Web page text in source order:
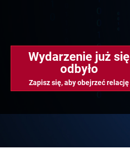
Wydarzenie już się
odbyło
Zapisz się, aby obejrzeć relację